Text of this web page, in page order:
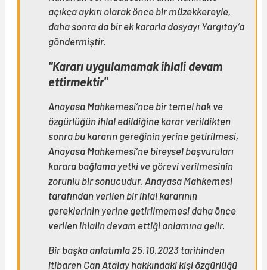
açıkça aykırı olarak önce bir müzekkereyle,
daha sonra da bir ek kararla dosyayı Yargıtay’a
göndermiştir.
"Kararı uygulamamak ihlali devam
ettirmektir"
Anayasa Mahkemesi’nce bir temel hak ve
özgürlüğün ihlal edildiğine karar verildikten
sonra bu kararın gereğinin yerine getirilmesi,
Anayasa Mahkemesi’ne bireysel başvuruları
karara bağlama yetki ve görevi verilmesinin
zorunlu bir sonucudur. Anayasa Mahkemesi
tarafından verilen bir ihlal kararının
gereklerinin yerine getirilmemesi daha önce
verilen ihlalin devam ettiği anlamına gelir.
Bir başka anlatımla 25.10.2023 tarihinden
itibaren Can Atalay hakkındaki kişi özgürlüğü